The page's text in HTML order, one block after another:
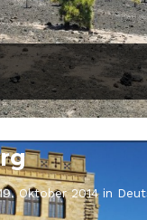
Schloß
Oktober 2014 in